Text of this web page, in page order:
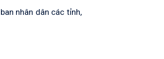
nhân dân các tỉnh,